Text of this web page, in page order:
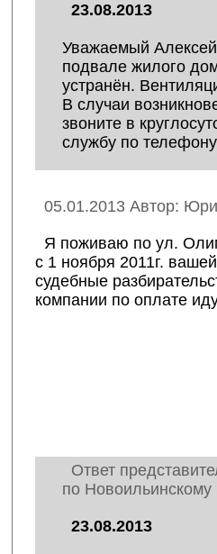
23.08.2013
Уважаемый
подвале жилого
устранён.
В случаи
звоните в
службу по
05.01.2013 Автор:
Я поживаю по ул.
с 1 ноября 2011г.
судебные
компании по оплате
Ответ
по Новоильинскому
23.08.2013